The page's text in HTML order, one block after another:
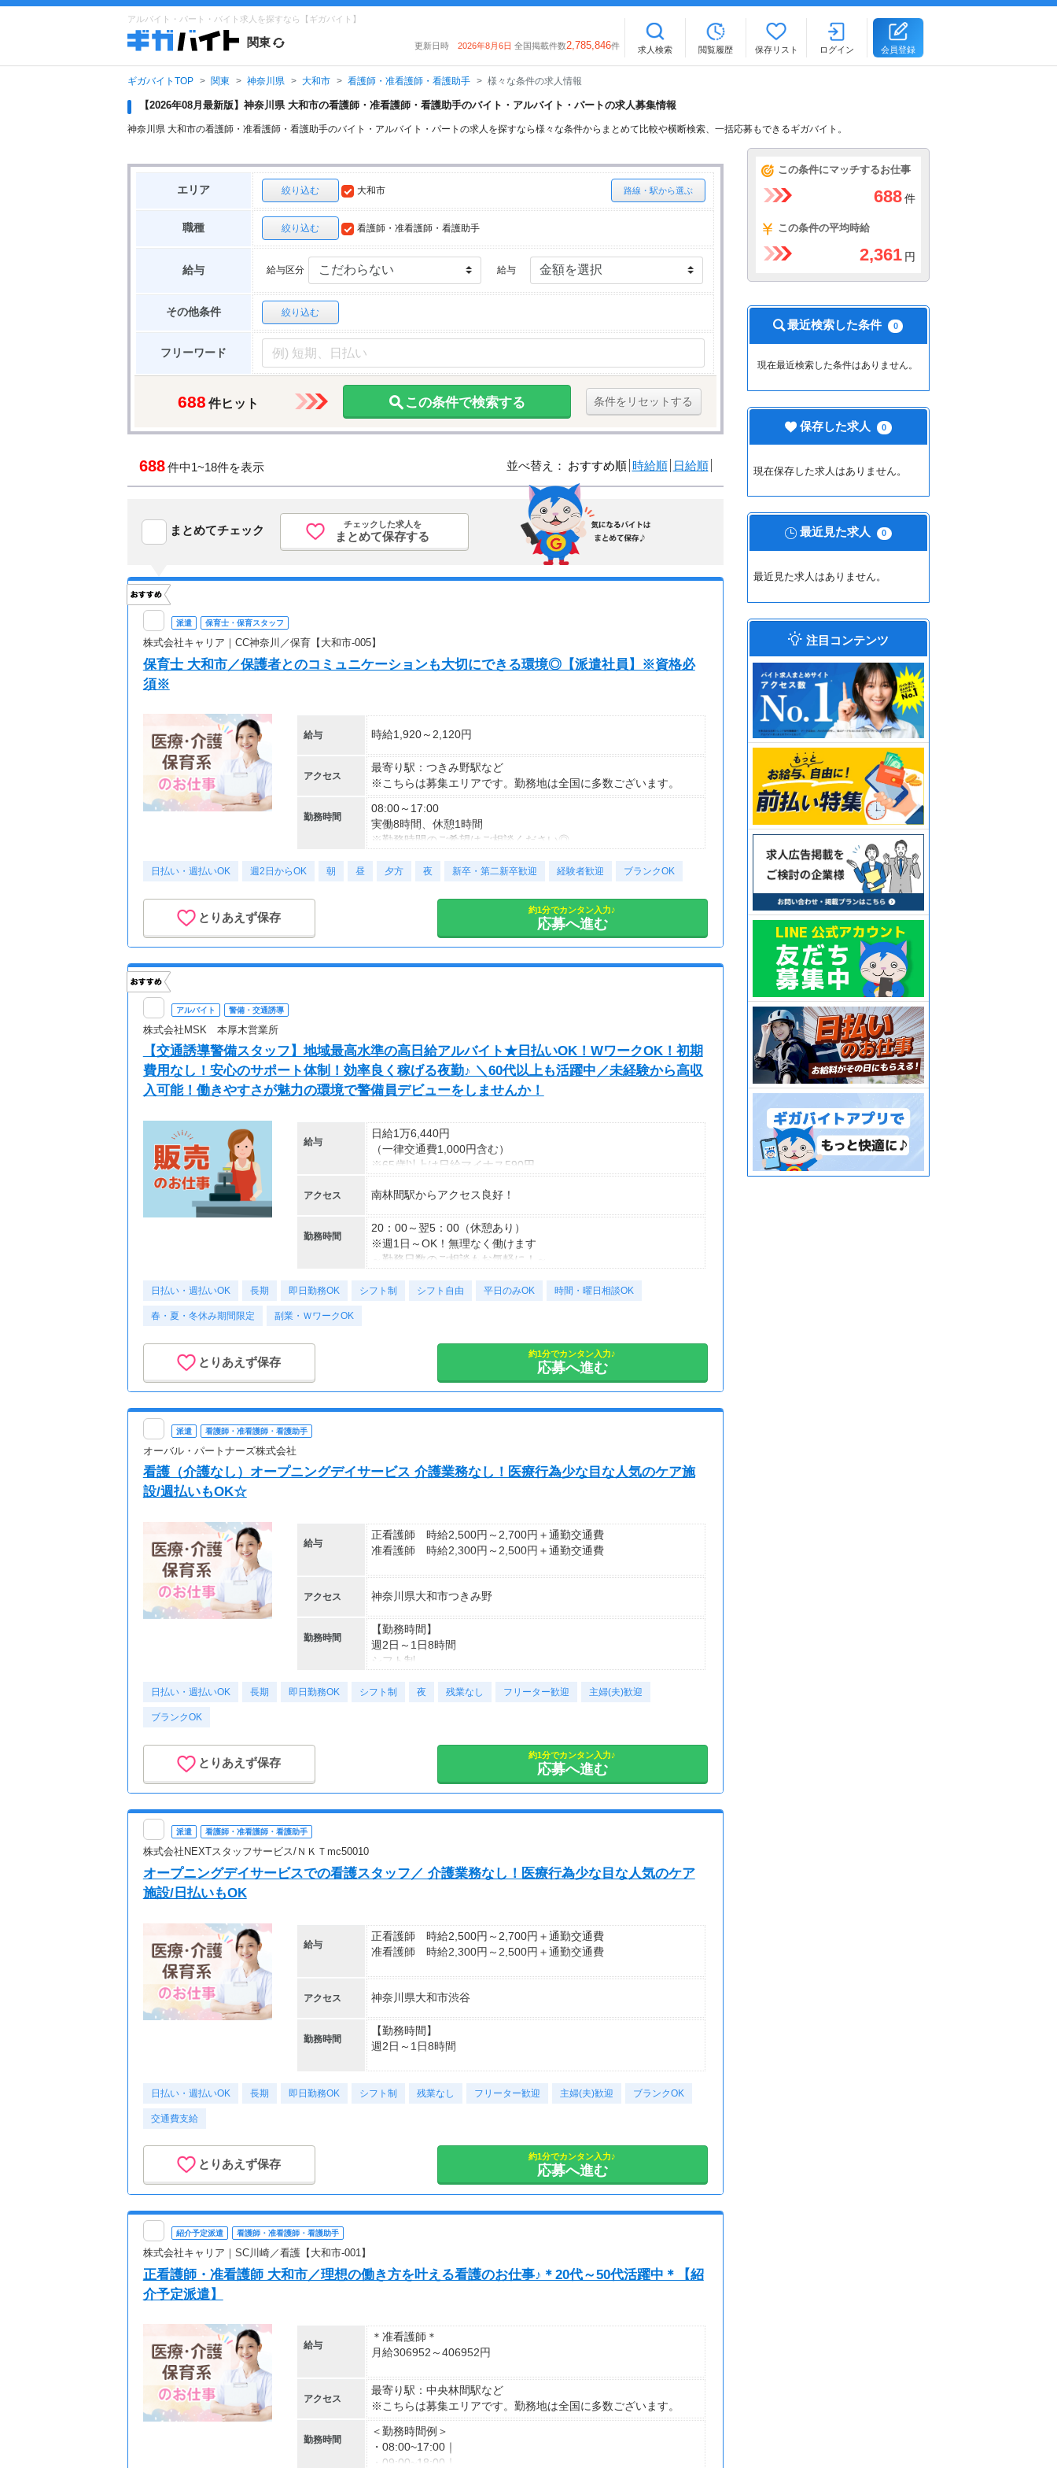
アルバイト・パート・バイト求人を探すなら【ギガバイト】
関東 更新日時 2026年8月6日 全国掲載件数2,785,846件 求人検索 閲覧履歴 保存リスト ログイン 会員登録
ギガバイトTOP 関東 神奈川県 大和市 看護師・准看護師・看護助手 様々な条件の求人情報
【2026年08月最新版】神奈川県 大和市の看護師・准看護師・看護助手のバイト・アルバイト・パートの求人募集情報
神奈川県 大和市の看護師・准看護師・看護助手のバイト・アルバイト・パートの求人を探すなら様々な条件からまとめて比較や横断検索、一括応募もできるギガバイト。
エリア 絞り込む 路線・駅から選ぶ
大和市
職種 絞り込む 看護師・准看護師・看護助手
給与 給与区分 給与
その他条件 絞り込む
フリーワード
688 件ヒット この条件で検索する 条件をリセットする
688件中1~18件を表示 並べ替え： おすすめ順 時給順 日給順
まとめてチェック チェックした求人を
まとめて保存する
派遣 保育士・保育スタッフ
株式会社キャリア｜CC神奈川／保育【大和市-005】
保育士 大和市／保護者とのコミュニケーションも大切にできる環境◎【派遣社員】※資格必
須※
給与 時給1,920～2,120円
アクセス
最寄り駅：つきみ野駅など
※こちらは募集エリアです。勤務地は全国に多数ございます。
勤務時間
08:00～17:00
実働8時間、休憩1時間
※勤務時間のご希望はご相談ください◎
■契約期間：2ヶ月以上
日払い・週払いOK 週2日からOK 朝 昼 夕方 夜 新卒・第二新卒歓迎 経験者歓迎 ブランクOK
とりあえず保存
約1分でカンタン入力♪
応募へ進む
アルバイト 警備・交通誘導
株式会社MSK 本厚木営業所
【交通誘導警備スタッフ】地域最高水準の高日給アルバイト★日払いOK！WワークOK！初期
費用なし！安心のサポート体制！効率良く稼げる夜勤♪ ＼60代以上も活躍中／未経験から高収
入可能！働きやすさが魅力の環境で警備員デビューをしませんか！
給与
日給1万6,440円
（一律交通費1,000円含む）
※65歳以上は日給マイナス590円
---
■交通誘導2級以上の資格をお持ちの方は
日給1万6,440円
（一律交通費1,000円含む）
※70歳以上は日給マイナス1,190円
■65歳～69歳迄では他の年代と同じ現場でも
安全面・体力面の考慮により比較的低負荷の業務、
70歳以降では低負荷業務や季節により
月収32万8,800円可能
（日給1万6,440円×月20日勤務）
アクセス 南林間駅からアクセス良好！
勤務時間
20：00～翌5：00（休憩あり）
※週1日～OK！無理なく働けます
～勤務日数のご相談もお気軽に！～
＜様々な働き方が可能＞
日払い・週払いOK 長期 即日勤務OK シフト制 シフト自由 平日のみOK 時間・曜日相談OK
春・夏・冬休み期間限定 副業・ＷワークOK
とりあえず保存
約1分でカンタン入力♪
応募へ進む
派遣 看護師・准看護師・看護助手
オーバル・パートナーズ株式会社
看護（介護なし）オープニングデイサービス 介護業務なし！医療行為少な目な人気のケア施
設/週払いもOK☆
給与
正看護師 時給2,500円～2,700円＋通勤交通費
准看護師 時給2,300円～2,500円＋通勤交通費
※週払い利用可能
月収例：時給2700円、1日8h、22日勤務=47万5200円
アクセス 神奈川県大和市つきみ野
勤務時間
【勤務時間】
週2日～1日8時間
シフト制
時短や曜日固定などの希望もご相談ください！
②9時00分～18時00分（休憩1時間）など
※その他ご希望のお時間帯もご相談ください！
もちろん週5日フルタイムもOK！
日払い・週払いOK 長期 即日勤務OK シフト制 夜 残業なし フリーター歓迎 主婦(夫)歓迎
ブランクOK
とりあえず保存
約1分でカンタン入力♪
応募へ進む
派遣 看護師・准看護師・看護助手
株式会社NEXTスタッフサービス/ＮＫＴmc50010
オープニングデイサービスでの看護スタッフ／ 介護業務なし！医療行為少な目な人気のケア
施設/日払いもOK
給与
正看護師 時給2,500円～2,700円＋通勤交通費
准看護師 時給2,300円～2,500円＋通勤交通費
※経験資格によって変動有
※日払い利用可能
【給与例】
月収例：時給2700円、1日8h、22日勤務=47万5200円
アクセス 神奈川県大和市渋谷
勤務時間
【勤務時間】
週2日～1日8時間
時短や曜日固定などの希望もご相談ください。
②9時00分～18時00分（休憩1時間）
※その他ご希望のお時間帯もご相談ください！
シフトも選べるので、あなたに合った働き方をご提案します！
日払い・週払いOK 長期 即日勤務OK シフト制 残業なし フリーター歓迎 主婦(夫)歓迎 ブランクOK
交通費支給
とりあえず保存
約1分でカンタン入力♪
応募へ進む
紹介予定派遣 看護師・准看護師・看護助手
株式会社キャリア｜SC川崎／看護【大和市-001】
正看護師・准看護師 大和市／理想の働き方を叶える看護のお仕事♪＊20代～50代活躍中＊【紹
介予定派遣】
給与
＊准看護師＊
月給306952～406952円
＊正看護師＊
月給323107～423107円
アクセス
最寄り駅：中央林間駅など
※こちらは募集エリアです。勤務地は全国に多数ございます。
勤務時間
＜勤務時間例＞
・08:00~17:00｜
・09:00~18:00｜
この条件にマッチするお仕事
688 件
この条件の平均時給
2,361 円
最近検索した条件 0
現在最近検索した条件はありません。
保存した求人 0
現在保存した求人はありません。
最近見た求人 0
最近見た求人はありません。
注目コンテンツ